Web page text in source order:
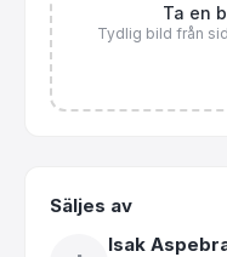
Ta en
Tydlig bild från
Säljes av
Isak